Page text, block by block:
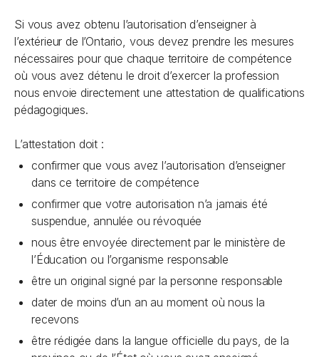
Si vous avez obtenu l’autorisation d’enseigner à
l’extérieur de l’Ontario, vous devez prendre les mesures
nécessaires pour que chaque territoire de compétence
où vous avez détenu le droit d’exercer la profession
nous envoie directement une attestation de qualifications
pédagogiques.
L’attestation doit :
confirmer que vous avez l’autorisation d’enseigner
dans ce territoire de compétence
confirmer que votre autorisation n’a jamais été
suspendue, annulée ou révoquée
nous être envoyée directement par le ministère de
l’Éducation ou l’organisme responsable
être un original signé par la personne responsable
dater de moins d’un an au moment où nous la
recevons
être rédigée dans la langue officielle du pays, de la